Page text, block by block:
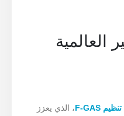
تنظيم F-GAS
، الذي يعزز